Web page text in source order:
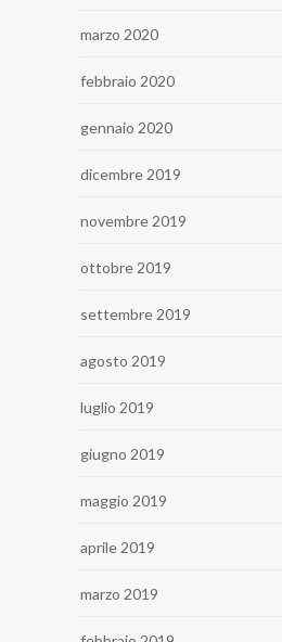
marzo 2020
febbraio 2020
gennaio 2020
dicembre 2019
novembre 2019
ottobre 2019
settembre 2019
agosto 2019
luglio 2019
giugno 2019
maggio 2019
aprile 2019
marzo 2019